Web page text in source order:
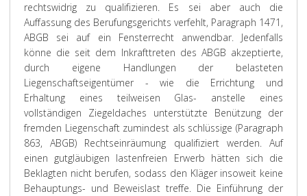
rechtswidrig zu qualifizieren. Es sei aber auch die
Auffassung des Berufungsgerichts verfehlt, Paragraph 1471,
ABGB sei auf ein Fensterrecht anwendbar. Jedenfalls
könne die seit dem Inkrafttreten des ABGB akzeptierte,
durch eigene Handlungen der belasteten
Liegenschaftseigentümer - wie die Errichtung und
Erhaltung eines teilweisen Glas- anstelle eines
vollständigen Ziegeldaches unterstützte Benützung der
fremden Liegenschaft zumindest als schlüssige (Paragraph
863, ABGB) Rechtseinräumung qualifiziert werden. Auf
einen gutgläubigen lastenfreien Erwerb hätten sich die
Beklagten nicht berufen, sodass den Kläger insoweit keine
Behauptungs- und Beweislast treffe. Die Einführung der